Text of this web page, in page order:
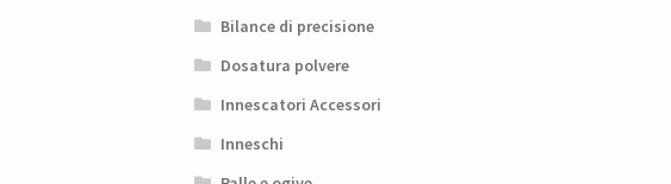
Bilance di precisione
Dosatura polvere
Innescatori Accessori
Inneschi